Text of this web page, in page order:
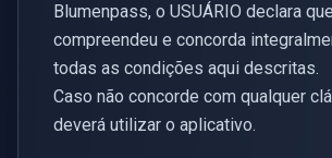
Blumenpass, o USUÁRIO declara
compreendeu e concorda
todas as condições aqui descritas.
Caso não concorde com qualquer
deverá utilizar o aplicativo.